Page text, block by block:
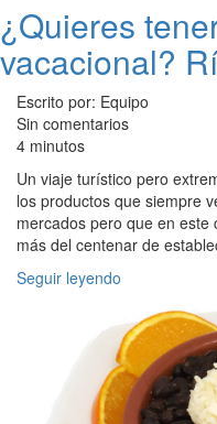
¿Quieres
vacacional?
Escrito por: Equipo
Sin comentarios
4 minutos
Un viaje turístico pero
los productos que siempre
mercados pero que en
más del centenar de
Seguir leyendo